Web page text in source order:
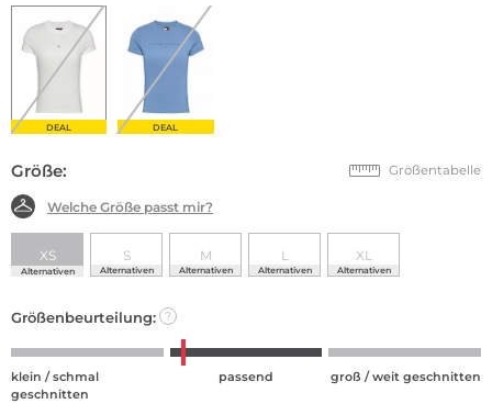
DEAL DEAL
Größe: Größentabelle
Welche Größe passt mir?
XS
Alternativen
S
Alternativen
M
Alternativen
L
Alternativen
XL
Alternativen
Größenbeurteilung: ?
klein / schmal
geschnitten
passend groß / weit geschnitten